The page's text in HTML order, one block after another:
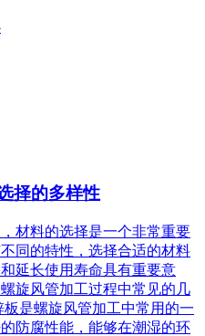
择的多样性
材料的选择是一个非常重要
同的特性，选择合适的材料
延长使用寿命具有重要意
旋风管加工过程中常见的几
是螺旋风管加工中常用的一
防腐性能，能够在潮湿的环